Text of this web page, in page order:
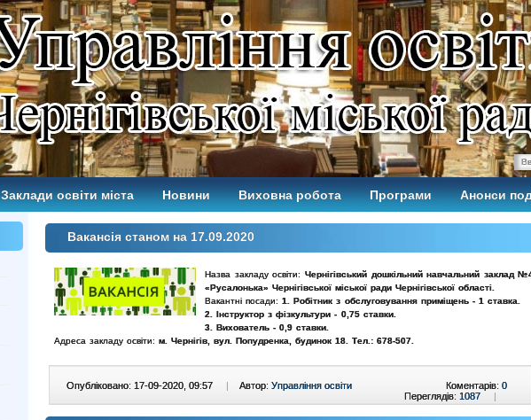
Заклади освіти міста Новини Виховна робота Програми Анонси
Вакансія станом на 17.09.2020
Назва закладу освіти:Чернігівський дошкільний навчальний заклад
«Русалонька» Чернігівської міської ради Чернігівської області.
Вакантні посади: 1. Робітник з обслуговування приміщень - 1 ставка.
2. Інструктор з фізкультури - 0,75 ставки.
3. Вихователь - 0,9 ставки.
Адреса закладу освіти: м. Чернігів, вул. Попудренка, будинок 18. Тел.: 678-507.
Опубліковано: 17-09-2020, 09:57 | Автор: Управління освіти Коментарів: 0
Переглядів: 1087 |